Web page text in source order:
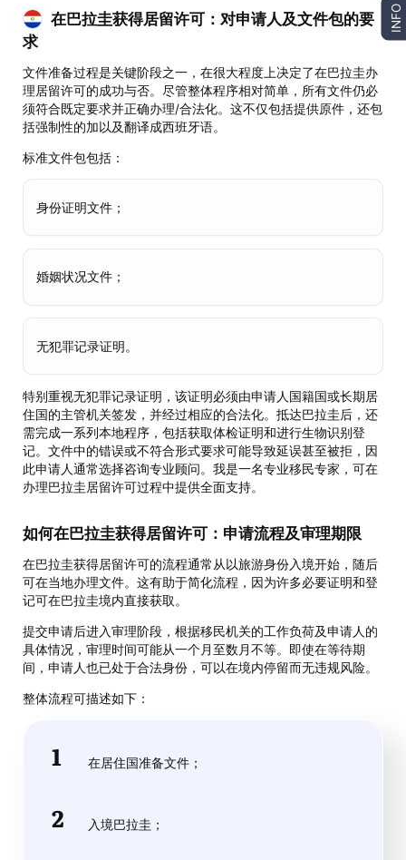
在巴拉圭获得居留许可：对申请人及文件包的要
求
文件准备过程是关键阶段之一，在很大程度上决定了在巴拉圭办
理居留许可的成功与否。尽管整体程序相对简单，所有文件仍必
须符合既定要求并正确办理/合法化。这不仅包括提供原件，还包
括强制性的加以及翻译成西班牙语。
标准文件包包括：
身份证明文件；
婚姻状况文件；
无犯罪记录证明。
特别重视无犯罪记录证明，该证明必须由申请人国籍国或长期居
住国的主管机关签发，并经过相应的合法化。抵达巴拉圭后，还
需完成一系列本地程序，包括获取体检证明和进行生物识别登
记。文件中的错误或不符合形式要求可能导致延误甚至被拒，因
此申请人通常选择咨询专业顾问。我是一名专业移民专家，可在
办理巴拉圭居留许可过程中提供全面支持。
如何在巴拉圭获得居留许可：申请流程及审理期限
在巴拉圭获得居留许可的流程通常从以旅游身份入境开始，随后
可在当地办理文件。这有助于简化流程，因为许多必要证明和登
记可在巴拉圭境内直接获取。
提交申请后进入审理阶段，根据移民机关的工作负荷及申请人的
具体情况，审理时间可能从一个月至数月不等。即使在等待期
间，申请人也已处于合法身份，可以在境内停留而无违规风险。
整体流程可描述如下：
在居住国准备文件；
入境巴拉圭；
INFO